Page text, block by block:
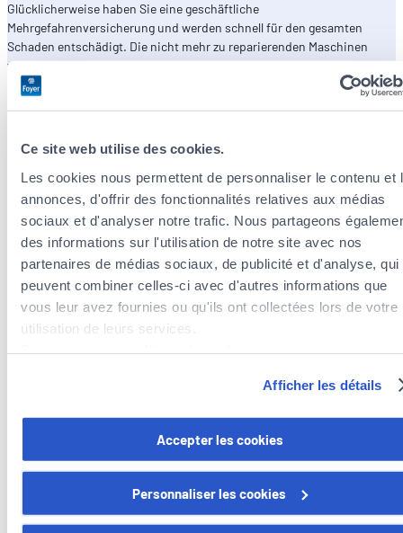
Ce site web utilise des cookies.
Les cookies nous permettent de personnaliser le contenu et
annonces, d'offrir des fonctionnalités relatives aux médias
sociaux et d'analyser notre trafic. Nous partageons
des informations sur l'utilisation de notre site avec nos
partenaires de médias sociaux, de publicité et d'analyse, qui
peuvent combiner celles-ci avec d'autres informations que
vous leur avez fournies ou qu'ils ont collectées lors de votre
utilisation de leurs services.
Vous avez la possibilité de retirer votre consentement à tout
moment en cliquant sur le lien "gestion des cookies" en bas
Certains de ces cookies sont strictement nécessaires au
Afficher les détails
Accepter les cookies
Personnaliser les cookies
Glücklicherweise haben Sie eine geschäftliche
Mehrgefahrenversicherung und werden schnell für den gesamten
Schaden entschädigt. Die nicht mehr zu reparierenden Maschinen
werden schnell ersetzt. Sie können Ihre Arbeit rechtzeitig und ohne
Mehrkosten fertigstellen.
ERFAHRUNGSBERICHTE